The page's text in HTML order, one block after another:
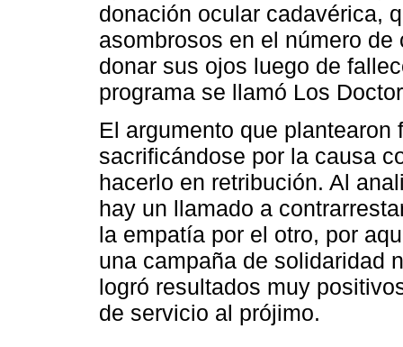
donación ocular cadavérica,
asombrosos en el número
donar sus ojos luego de
programa se llamó Los
El argumento que
sacrificándose por la causa
hacerlo en retribución. Al
hay un llamado a
la empatía por el otro, por
una campaña de solidaridad
logró resultados muy
de servicio al prójimo.